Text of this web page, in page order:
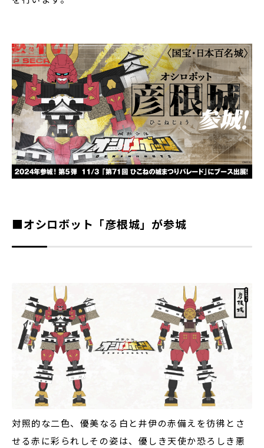
■オシロボット「彦根城」が参城
対照的な二色、優美なる白と井伊の赤備えを彷彿とさ
せる赤に彩られしその姿は、優しき天使か恐ろしき悪